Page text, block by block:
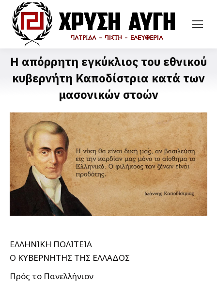
Η απόρρητη εγκύκλιος του εθνικού
κυβερνήτη Καποδίστρια κατά των
μασονικών στοών
ΕΛΛΗΝΙΚΗ ΠΟΛΙΤΕΙΑ
Ο ΚΥΒΕΡΝΗΤΗΣ ΤΗΣ ΕΛΛΑΔΟΣ
Πρός το Πανελλήνιον